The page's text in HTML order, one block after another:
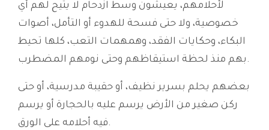
لأحلامهم، يعيشون وسط ازدحام لا يتيح لهم أي
خصوصية، ولا حتى فسحة للهدوء أو التأمل، أصوات
البكاء، وحكايات الفقد، وهمهمات التعب، كلها تحيط
بهم منذ لحظة استيقاظهم وحتى نومهم المضطرب.
بعضهم يحلم بسرير نظيف، أو حقيبة مدرسية، أو حتى
ركن صغير من الأرض يرسم عليه بالحجارة أو يرسم
فيه أحلامه على الورق.